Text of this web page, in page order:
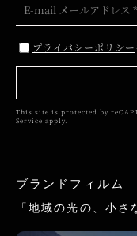
プライバシーポリシー
This site is protected by
Service apply.
ブランドフィルム
「地域の光の、小さ